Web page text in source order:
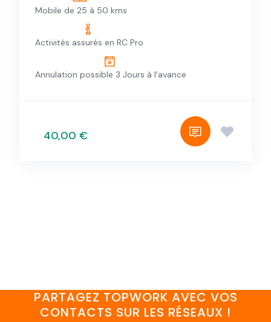
Mobile de 25 à 50 kms
Activités assurés en RC Pro
Annulation possible 3 Jours à l'avance
40,00 €
PARTAGEZ TOPWORK AVEC VOS
CONTACTS SUR LES RÉSEAUX !